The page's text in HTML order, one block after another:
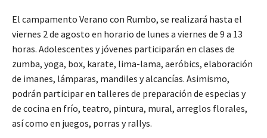
El campamento Verano con Rumbo, se realizará hasta el
viernes 2 de agosto en horario de lunes a viernes de 9 a 13
horas. Adolescentes y jóvenes participarán en clases de
zumba, yoga, box, karate, lima-lama, aeróbics, elaboración
de imanes, lámparas, mandiles y alcancías. Asimismo,
podrán participar en talleres de preparación de especias y
de cocina en frío, teatro, pintura, mural, arreglos florales,
así como en juegos, porras y rallys.